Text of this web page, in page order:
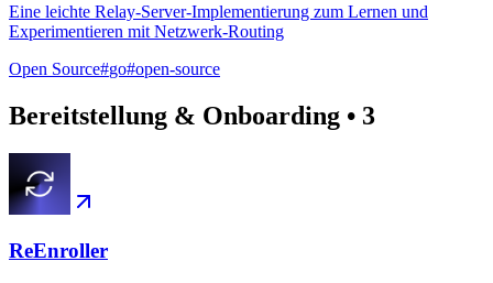
Eine leichte Relay-Server-Implementierung zum Lernen und
Experimentieren mit Netzwerk-Routing
Open Source#go#open-source
Bereitstellung & Onboarding • 3
ReEnroller